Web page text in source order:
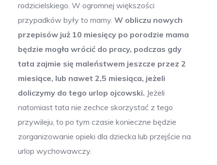
rodzicielskiego. W ogromnej większości
przypadków były to mamy.W obliczu nowych
przepisów już 10 miesięcy po porodzie mama
będzie mogła wrócić do pracy, podczas gdy
tata zajmie się maleństwem jeszcze przez 2
miesiące, lub nawet 2,5 miesiąca, jeżeli
doliczymy do tego urlop ojcowski. Jeżeli
natomiast tata nie zechce skorzystać z tego
przywileju, to po tym czasie konieczne będzie
zorganizowanie opieki dla dziecka lub przejście na
urlop wychowawczy.